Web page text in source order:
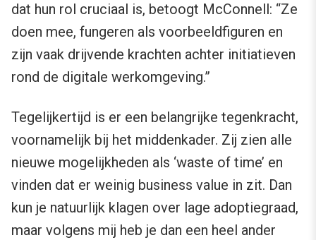
dat hun rol cruciaal is, betoogt McConnell: “Ze
doen mee, fungeren als voorbeeldfiguren en
zijn vaak drijvende krachten achter initiatieven
rond de digitale werkomgeving.”
Tegelijkertijd is er een belangrijke tegenkracht,
voornamelijk bij het middenkader. Zij zien alle
nieuwe mogelijkheden als ‘waste of time’ en
vinden dat er weinig business value in zit. Dan
kun je natuurlijk klagen over lage adoptiegraad,
maar volgens mij heb je dan een heel ander